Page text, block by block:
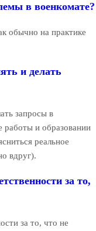
в военкомате?
обычно на практике
и делать
запросы в
работы и образовании
реальное
вдруг).
за то,
за то, что не